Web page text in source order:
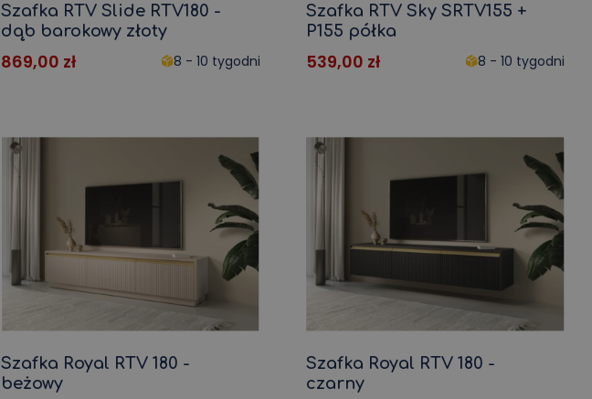
Szafka RTV Slide RTV180 -
dąb barokowy złoty
869,00 zł 8 - 10 tygodni
Szafka RTV Sky SRTV155 +
P155 półka
539,00 zł 8 - 10 tygodni
Szafka Royal RTV 180 -
beżowy
Szafka Royal RTV 180 -
czarny